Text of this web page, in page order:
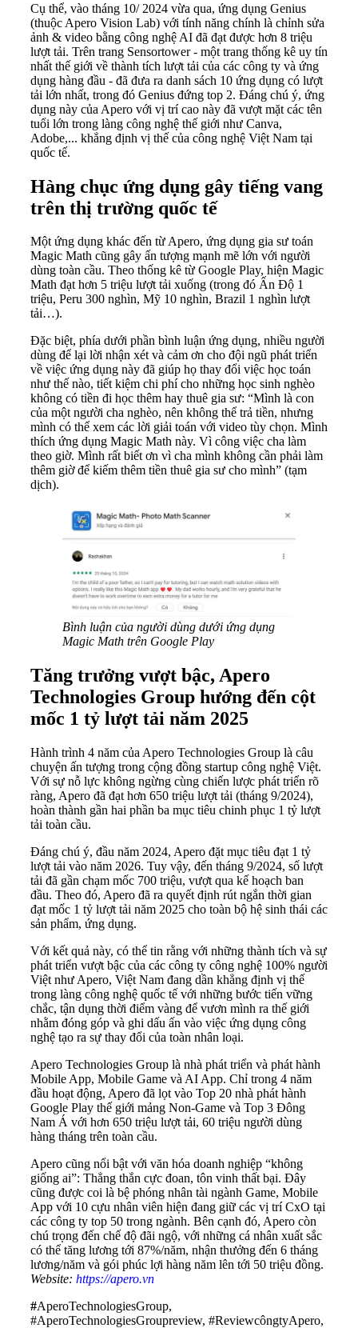
Cụ thể, vào tháng 10/ 2024 vừa qua, ứng dụng Genius
(thuộc Apero Vision Lab) với tính năng chính là chỉnh sửa
ảnh & video bằng công nghệ AI đã đạt được hơn 8 triệu
lượt tải. Trên trang Sensortower - một trang thống kê uy tín
nhất thế giới về thành tích lượt tải của các công ty và ứng
dụng hàng đầu - đã đưa ra danh sách 10 ứng dụng có lượt
tải lớn nhất, trong đó Genius đứng top 2. Đáng chú ý, ứng
dụng này của Apero với vị trí cao này đã vượt mặt các tên
tuổi lớn trong làng công nghệ thế giới như Canva,
Adobe,... khẳng định vị thế của công nghệ Việt Nam tại
quốc tế.
Hàng chục ứng dụng gây tiếng vang
trên thị trường quốc tế
Một ứng dụng khác đến từ Apero, ứng dụng gia sư toán
Magic Math cũng gây ấn tượng mạnh mẽ lớn với người
dùng toàn cầu. Theo thống kê từ Google Play, hiện Magic
Math đạt hơn 5 triệu lượt tải xuống (trong đó Ấn Độ 1
triệu, Peru 300 nghìn, Mỹ 10 nghìn, Brazil 1 nghìn lượt
tải…).
Đặc biệt, phía dưới phần bình luận ứng dụng, nhiều người
dùng để lại lời nhận xét và cảm ơn cho đội ngũ phát triển
về việc ứng dụng này đã giúp họ thay đổi việc học toán
như thế nào, tiết kiệm chi phí cho những học sinh nghèo
không có tiền đi học thêm hay thuê gia sư: “Mình là con
của một người cha nghèo, nên không thể trả tiền, nhưng
mình có thể xem các lời giải toán với video tùy chọn. Mình
thích ứng dụng Magic Math này. Vì công việc cha làm
theo giờ. Mình rất biết ơn vì cha mình không cần phải làm
thêm giờ để kiếm thêm tiền thuê gia sư cho mình” (tạm
dịch).
Bình luận của người dùng dưới ứng dụng
Magic Math trên Google Play
Tăng trưởng vượt bậc, Apero
Technologies Group hướng đến cột
mốc 1 tỷ lượt tải năm 2025
Hành trình 4 năm của Apero Technologies Group là câu
chuyện ấn tượng trong cộng đồng startup công nghệ Việt.
Với sự nỗ lực không ngừng cùng chiến lược phát triển rõ
ràng, Apero đã đạt hơn 650 triệu lượt tải (tháng 9/2024),
hoàn thành gần hai phần ba mục tiêu chinh phục 1 tỷ lượt
tải toàn cầu.
Đáng chú ý, đầu năm 2024, Apero đặt mục tiêu đạt 1 tỷ
lượt tải vào năm 2026. Tuy vậy, đến tháng 9/2024, số lượt
tải đã gần chạm mốc 700 triệu, vượt qua kế hoạch ban
đầu. Theo đó, Apero đã ra quyết định rút ngắn thời gian
đạt mốc 1 tỷ lượt tải năm 2025 cho toàn bộ hệ sinh thái các
sản phẩm, ứng dụng.
Với kết quả này, có thể tin rằng với những thành tích và sự
phát triển vượt bậc của các công ty công nghệ 100% người
Việt như Apero, Việt Nam đang dần khẳng định vị thế
trong làng công nghệ quốc tế với những bước tiến vững
chắc, tận dụng thời điểm vàng để vươn mình ra thế giới
nhằm đóng góp và ghi dấu ấn vào việc ứng dụng công
nghệ tạo ra sự thay đổi của toàn nhân loại.
Apero Technologies Group là nhà phát triển và phát hành
Mobile App, Mobile Game và AI App. Chỉ trong 4 năm
đầu hoạt động, Apero đã lọt vào Top 20 nhà phát hành
Google Play thế giới mảng Non-Game và Top 3 Đông
Nam Á với hơn 650 triệu lượt tải, 60 triệu người dùng
hàng tháng trên toàn cầu.
Apero cũng nổi bật với văn hóa doanh nghiệp “không
giống ai”: Thẳng thắn cực đoan, tôn vinh thất bại. Đây
cũng được coi là bệ phóng nhân tài ngành Game, Mobile
App với 10 cựu nhân viên hiện đang giữ các vị trí CxO tại
các công ty top 50 trong ngành. Bên cạnh đó, Apero còn
chú trọng đến chế độ đãi ngộ, với những cá nhân xuất sắc
có thể tăng lương tới 87%/năm, nhận thưởng đến 6 tháng
lương/năm và gói phúc lợi hàng năm lên tới 50 triệu đồng.
Website: https://apero.vn
#AperoTechnologiesGroup,
#AperoTechnologiesGroupreview, #ReviewcôngtyApero,